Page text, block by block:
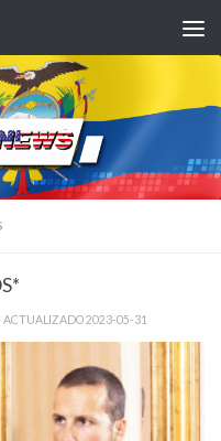
· ACTUALIZADO2023-05-31